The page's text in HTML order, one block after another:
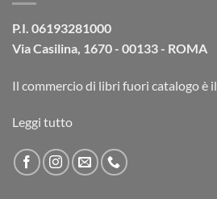
P.I. 06193281000
Via Casilina, 1670 - 00133 - ROMA
Il commercio di libri fuori catalogoè
Leggi tutto